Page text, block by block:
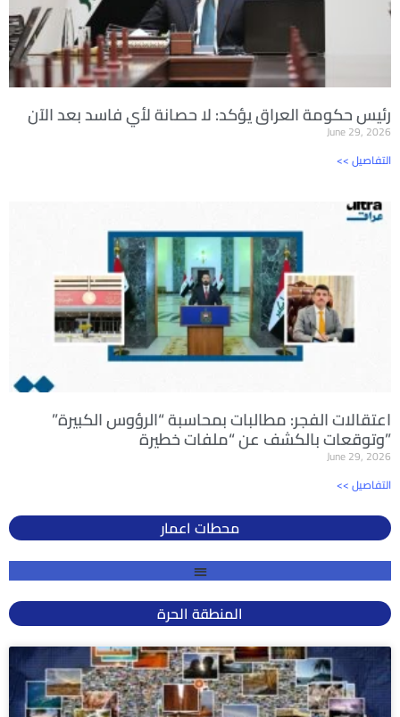
رئيس حكومة العراق يؤكد: لا حصانة لأي فاسد بعد الآن
June 29, 2026
<< التفاصيل
اعتقالات الفجر: مطالبات بمحاسبة “الرؤوس الكبيرة”
وتوقعات بالكشف عن “ملفات خطيرة”
June 29, 2026
<< التفاصيل
محطات اعمار
المنطقة الحرة